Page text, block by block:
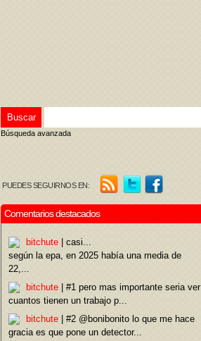
Búsqueda avanzada
PUEDES SEGUIRNOS EN:
Comentarios destacados
bitchute | casi...
según la epa, en 2025 había una media de
22,...
bitchute | #1 pero mas importante seria ver
cuantos tienen un trabajo p...
bitchute | #2 @bonibonito lo que me hace
gracia es que pone un detector...